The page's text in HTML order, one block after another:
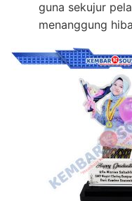
guna sekujur
menanggung